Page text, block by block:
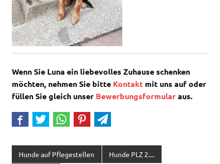
Wenn Sie Luna ein liebevolles Zuhause schenken
möchten, nehmen Sie bitte Kontakt mit uns auf oder
füllen Sie gleich unser Bewerbungsformularaus.
Hunde auf Pflegestellen Hunde PLZ 2....